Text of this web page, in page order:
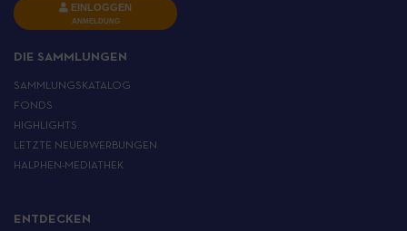
EINLOGGEN
ANMELDUNG
DIE SAMMLUNGEN
SAMMLUNGSKATALOG
FONDS
HIGHLIGHTS
LETZTE NEUERWERBUNGEN
HALPHEN-MEDIATHEK
ENTDECKEN